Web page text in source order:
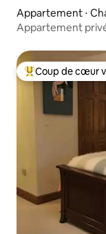
Appartement ⋅
Appartement
Coups de cœur
Coup de cœur